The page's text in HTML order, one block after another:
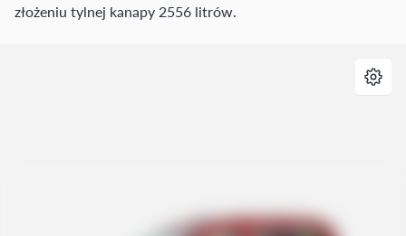
złożeniu tylnej kanapy 2556 litrów.